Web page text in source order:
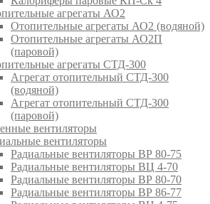
агрегаты АО2
Отопительные агрегаты АО2 (водяной)
Отопительные агрегаты АО2П
(паровой)
агрегаты СТД-300
Агрегат отопительный СТД-300
(водяной)
Агрегат отопительный СТД-300
(паровой)
вентиляторы
вентиляторы
Радиальные вентиляторы ВР 80-75
Радиальные вентиляторы ВЦ 4-70
Радиальные вентиляторы ВР 80-70
Радиальные вентиляторы ВР 86-77